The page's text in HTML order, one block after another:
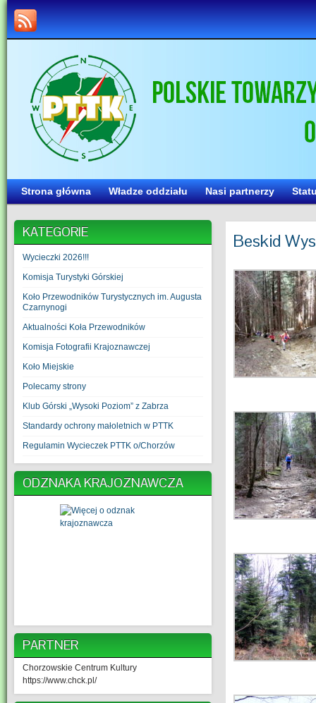
Strona główna Władze oddziału Nasi partnerzy
KATEGORIE
Wycieczki 2026!!!
Komisja Turystyki Górskiej
Koło Przewodników Turystycznych im. Augusta
Czarnynogi
Aktualności Koła Przewodników
Komisja Fotografii Krajoznawczej
Koło Miejskie
Polecamy strony
Klub Górski „Wysoki Poziom” z Zabrza
Standardy ochrony małoletnich w PTTK
Regulamin Wycieczek PTTK o/Chorzów
ODZNAKA KRAJOZNAWCZA
PARTNER
Chorzowskie Centrum Kultury
https://www.chck.pl/
Beskid